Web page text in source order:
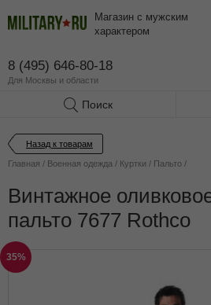
Магазин с мужским
характером
8 (495) 646-80-18
Для Москвы и области
Поиск
Назад к товарам
Главная / Военная одежда / Куртки / Пальто /
Винтажное
пальто 7677 Rothco
35%